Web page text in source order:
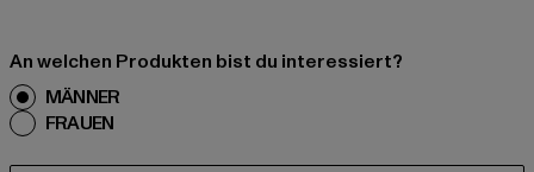
An welchen Produkten bist du interessiert?
MÄNNER
FRAUEN